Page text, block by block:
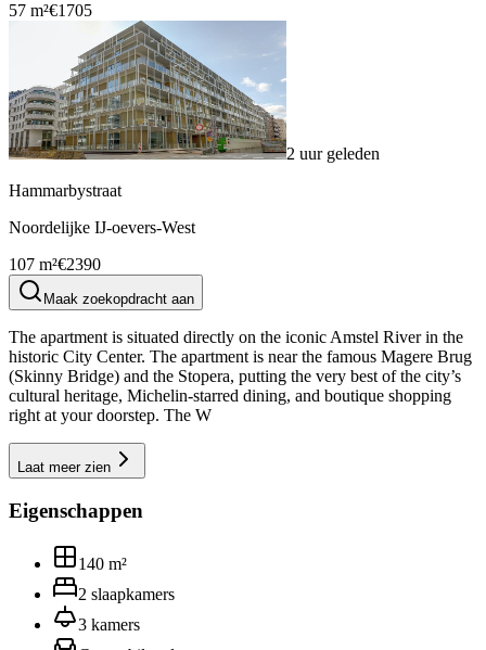
57 m²€1705
2 uur geleden
Hammarbystraat
Noordelijke IJ-oevers-West
107 m²€2390
Maak zoekopdracht aan
The apartment is situated directly on the iconic Amstel River in the
historic City Center. The apartment is near the famous Magere Brug
(Skinny Bridge) and the Stopera, putting the very best of the city’s
cultural heritage, Michelin-starred dining, and boutique shopping
right at your doorstep. The W
Laat meer zien
Eigenschappen
140 m²
2 slaapkamers
3 kamers